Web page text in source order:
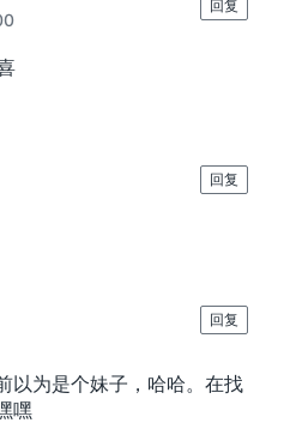
回复
回复
以为是个妹子，哈哈。在找
嘿
回复